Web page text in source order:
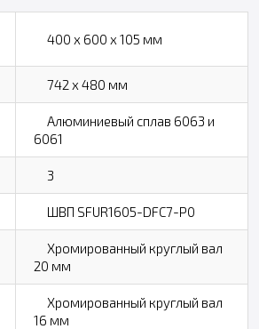
400 х 600 х 105 мм
742 х 480 мм
Алюминиевый сплав 6063 и
6061
3
ШВП SFUR1605-DFC7-P0
Хромированный круглый вал
20 мм
Хромированный круглый вал
16 мм